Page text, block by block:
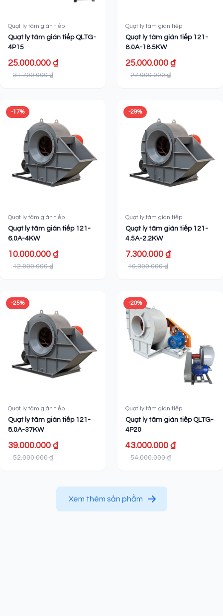
Quạt ly tâm gián tiếp
Quạt ly tâm gián tiếp QLTG-
4P15
25.000.000 ₫
31.700.000 ₫
Quạt ly tâm gián tiếp
Quạt ly tâm gián tiếp 121-
8.0A-18.5KW
25.000.000 ₫
27.000.000 ₫
-17%
Quạt ly tâm gián tiếp
Quạt ly tâm gián tiếp 121-
6.0A-4KW
10.000.000 ₫
12.000.000 ₫
-29%
Quạt ly tâm gián tiếp
Quạt ly tâm gián tiếp 121-
4.5A-2.2KW
7.300.000 ₫
10.300.000 ₫
-25%
Quạt ly tâm gián tiếp
Quạt ly tâm gián tiếp 121-
8.0A-37KW
39.000.000 ₫
52.000.000 ₫
-20%
Quạt ly tâm gián tiếp
Quạt ly tâm gián tiếp QLTG-
4P20
43.000.000 ₫
54.000.000 ₫
Xem thêm sản phẩm